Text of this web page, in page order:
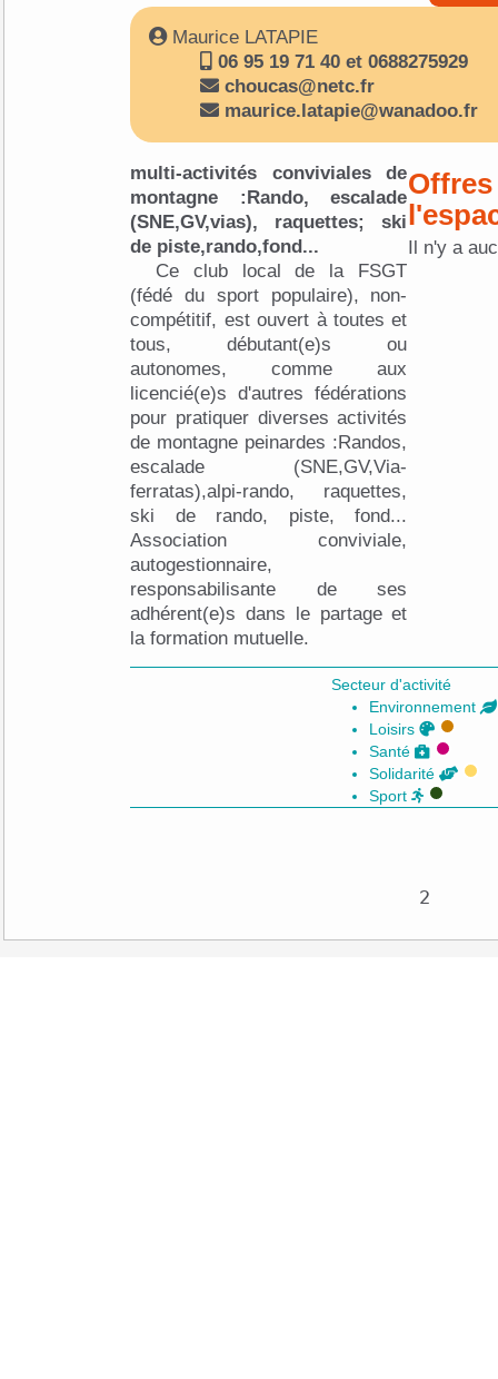
Maurice LATAPIE
06 95 19 71 40 et 0688275929
choucas@netc.fr
maurice.latapie@wanadoo.fr
multi-activités conviviales de
montagne :Rando, escalade
(SNE,GV,vias), raquettes; ski
de piste,rando,fond...
Ce club local de la FSGT
(fédé du sport populaire), non-
compétitif, est ouvert à toutes et
tous, débutant(e)s ou
autonomes, comme aux
licencié(e)s d'autres fédérations
pour pratiquer diverses activités
de montagne peinardes :Randos,
escalade (SNE,GV,Via-
ferratas),alpi-rando, raquettes,
ski de rando, piste, fond...
Association conviviale,
autogestionnaire,
responsabilisante de ses
adhérent(e)s dans le partage et
la formation mutuelle.
Il n'y a
Secteur d'activité
Environnement
Loisirs
Santé
Solidarité
Sport